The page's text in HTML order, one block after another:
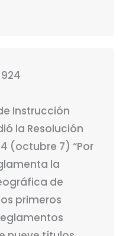
Instrucción
la Resolución
(octubre 7) “Por
la
de
primeros